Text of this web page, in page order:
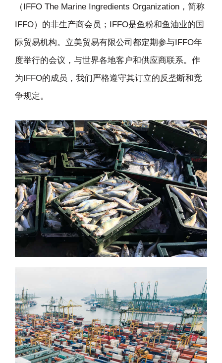
（IFFO The Marine Ingredients Organization，简称
IFFO）的非生产商会员；IFFO是鱼粉和鱼油业的国
际贸易机构。立美贸易有限公司都定期参与IFFO年
度举行的会议，与世界各地客户和供应商联系。作
为IFFO的成员，我们严格遵守其订立的反垄断和竞
争规定。